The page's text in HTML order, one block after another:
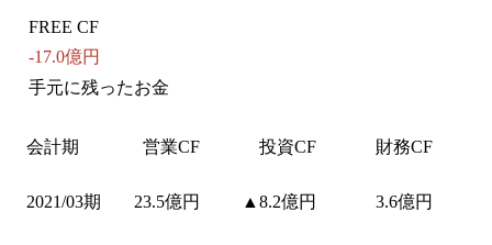
FREE CF
-17.0億円
手元に残ったお金
会計期 営業CF 投資CF 財務CF
2021/03期 23.5億円 ▲8.2億円 3.6億円